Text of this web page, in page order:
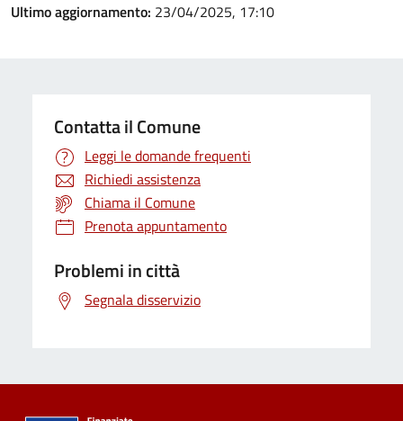
Ultimo aggiornamento: 23/04/2025, 17:10
Contatta il Comune
Leggi le domande frequenti
Richiedi assistenza
Chiama il Comune
Prenota appuntamento
Problemi in città
Segnala disservizio